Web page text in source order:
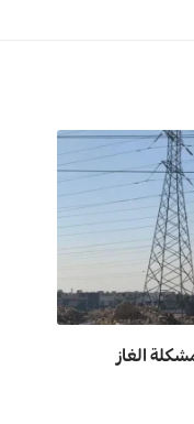
الغاز